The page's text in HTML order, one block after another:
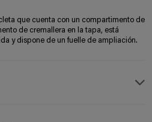
que cuenta con un compartimento de
de cremallera en la tapa, está
y dispone de un fuelle de ampliación.